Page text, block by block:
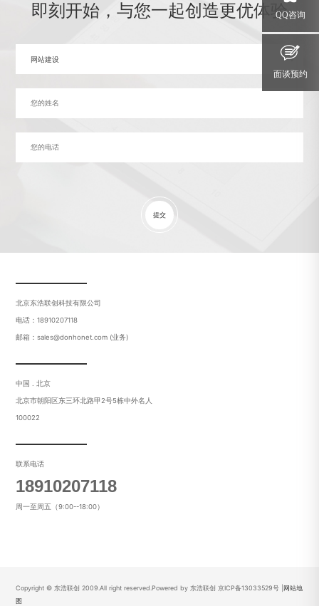
即刻开始，与您一起创造更优体验
网站建设
提交
北京东浩联创科技有限公司
电话：18910207118
邮箱：sales@donhonet.com (业务)
中国 . 北京
北京市朝阳区东三环北路甲2号5栋中外名人
100022
联系电话
18910207118
周一至周五（9:00--18:00）
Copyright © 东浩联创 2009.All right reserved.Powered by 东浩联创京ICP备13033529号
网站地
图
QQ咨询
面谈预约